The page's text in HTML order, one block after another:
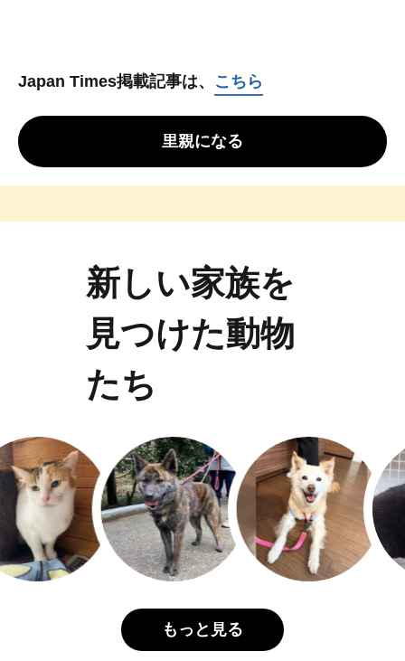
Japan Times掲載記事は、 こちら
里親になる
新しい家族を
見つけた動物
たち
もっと見る